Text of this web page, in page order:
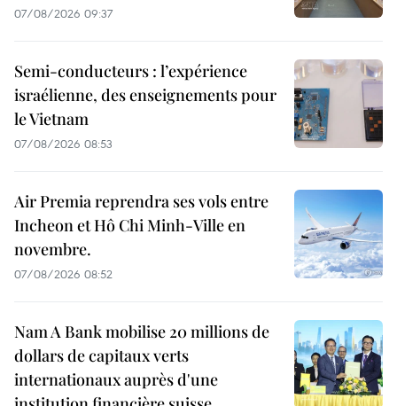
07/08/2026 09:37
Semi-conducteurs : l’expérience
israélienne, des enseignements pour
le Vietnam
07/08/2026 08:53
Air Premia reprendra ses vols entre
Incheon et Hô Chi Minh-Ville en
novembre.
07/08/2026 08:52
Nam A Bank mobilise 20 millions de
dollars de capitaux verts
internationaux auprès d'une